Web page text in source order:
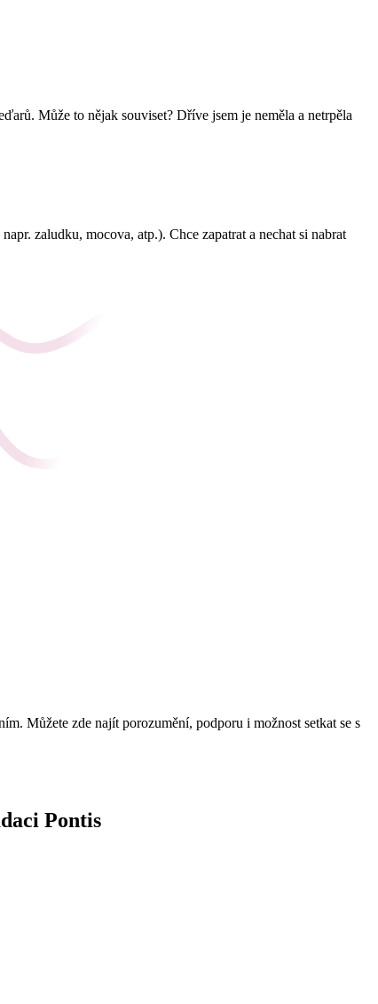
Může to nějak souviset? Dříve jsem je neměla a netrpěla
zaludku, mocova, atp.). Chce zapatrat a nechat si nabrat
Můžete zde najít porozumění, podporu i možnost setkat se s
Pontis